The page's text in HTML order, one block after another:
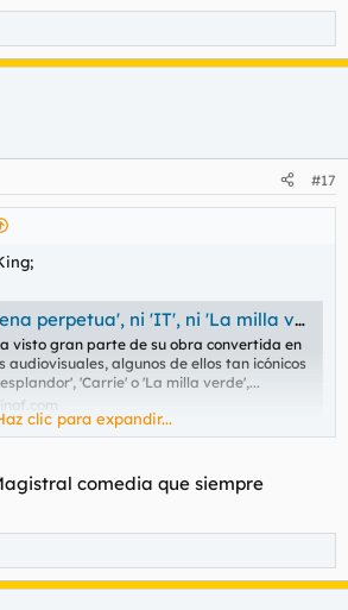
#17
ni 'La milla verde'. Stephen King elige las 10 mejores películas de la historia e ignora las adaptaciones de su obra
visto gran parte de su obra convertida en
audiovisuales, algunos de ellos tan icónicos
'Carrie' o 'La milla verde',...
198607
incluye aRockyentre las mejores
En fin, se libra de la reprimenda
eh,
clic para expandir...
comedia que siempre